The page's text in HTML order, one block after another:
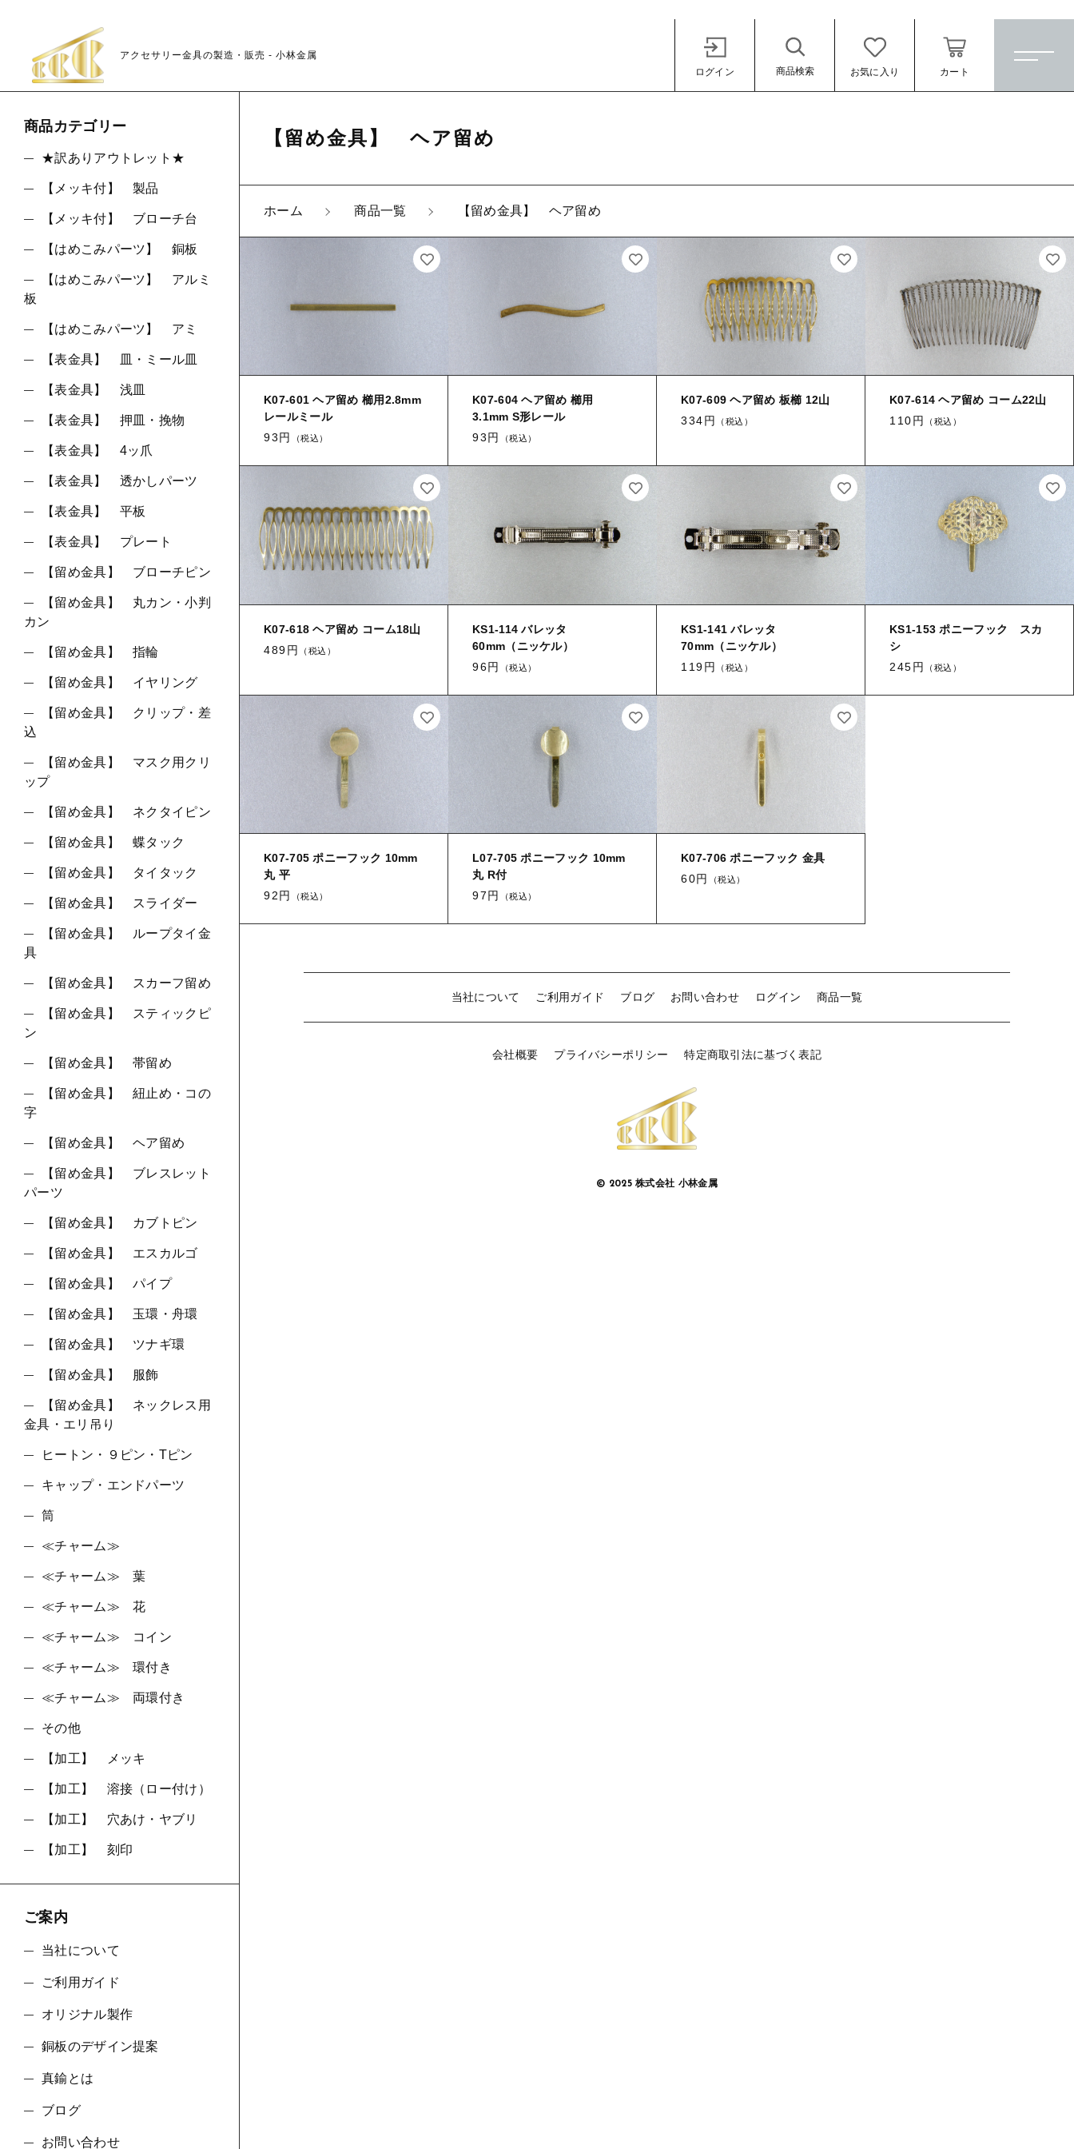
アクセサリー金具の製造・販売 - 小林金属
ログイン
商品検索 お気に入り カート
【留め金具】 ヘア留め
ホーム 商品一覧 【留め金具】 ヘア留め
K07-601 ヘア留め 櫛用2.8mm
レールミール
93円
（税込）
K07-604 ヘア留め 櫛用
3.1mm S形レール
93円
（税込）
K07-609 ヘア留め 板櫛 12山
334円
（税込）
K07-614 ヘア留め コーム22山
110円
（税込）
K07-618 ヘア留め コーム18山
489円
（税込）
KS1-114 バレッタ
60mm（ニッケル）
96円
（税込）
KS1-141 バレッタ
70mm（ニッケル）
119円
（税込）
KS1-153 ポニーフック スカ
シ
245円
（税込）
K07-705 ポニーフック 10mm
丸 平
92円
（税込）
L07-705 ポニーフック 10mm
丸 R付
97円
（税込）
K07-706 ポニーフック 金具
60円
（税込）
当社について ご利用ガイド ブログ お問い合わせ ログイン 商品一覧
会社概要 プライバシーポリシー 特定商取引法に基づく表記
© 2025 株式会社 小林金属
商品カテゴリー
★訳ありアウトレット★
【メッキ付】 製品
【メッキ付】 ブローチ台
【はめこみパーツ】 銅板
【はめこみパーツ】 アルミ
板
【はめこみパーツ】 アミ
【表金具】 皿・ミール皿
【表金具】 浅皿
【表金具】 押皿・挽物
【表金具】 4ッ爪
【表金具】 透かしパーツ
【表金具】 平板
【表金具】 プレート
【留め金具】 ブローチピン
【留め金具】 丸カン・小判
カン
【留め金具】 指輪
【留め金具】 イヤリング
【留め金具】 クリップ・差
込
【留め金具】 マスク用クリ
ップ
【留め金具】 ネクタイピン
【留め金具】 蝶タック
【留め金具】 タイタック
【留め金具】 スライダー
【留め金具】 ループタイ金
具
【留め金具】 スカーフ留め
【留め金具】 スティックピ
ン
【留め金具】 帯留め
【留め金具】 紐止め・コの
字
【留め金具】 ヘア留め
【留め金具】 ブレスレット
パーツ
【留め金具】 カブトピン
【留め金具】 エスカルゴ
【留め金具】 パイプ
【留め金具】 玉環・舟環
【留め金具】 ツナギ環
【留め金具】 服飾
【留め金具】 ネックレス用
金具・エリ吊り
ヒートン・９ピン・Tピン
キャップ・エンドパーツ
筒
≪チャーム≫
≪チャーム≫ 葉
≪チャーム≫ 花
≪チャーム≫ コイン
≪チャーム≫ 環付き
≪チャーム≫ 両環付き
その他
【加工】 メッキ
【加工】 溶接（ロー付け）
【加工】 穴あけ・ヤブリ
【加工】 刻印
ご案内
当社について
ご利用ガイド
オリジナル製作
銅板のデザイン提案
真鍮とは
ブログ
お問い合わせ
ホーム
【メッキ付】 製品
【メッキ付】 ブローチ台
【はめこみパーツ】 銅板
【はめこみパーツ】 アルミ板
【表金具】 皿・ミール皿
【表金具】 浅皿
【表金具】 4ッ爪
【表金具】 透かしパーツ
【表金具】 平板
【留め金具】 丸カン・小判カン
【留め金具】 イヤリング
【留め金具】 スカーフ留め
【留め金具】 スティックピン
親カテゴリ 子カテゴリ
その他
並び順